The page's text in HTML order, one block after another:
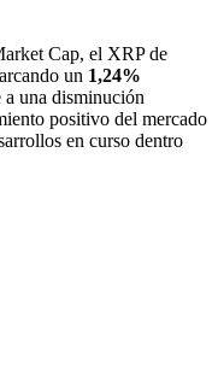
Cap, el XRP de
un 1,24%
una disminución
positivo del mercado
en curso dentro